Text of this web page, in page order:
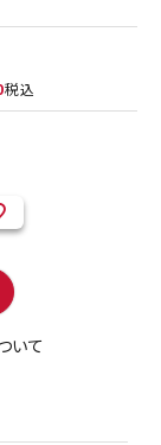
税込
いて